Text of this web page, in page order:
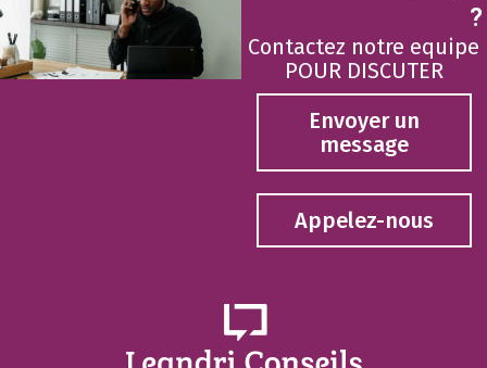
?
Contactez notre equipe
POUR DISCUTER
Envoyer un
message
Appelez-nous